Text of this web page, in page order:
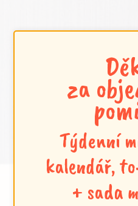
za
Týdenní
kalendář,
+ sada